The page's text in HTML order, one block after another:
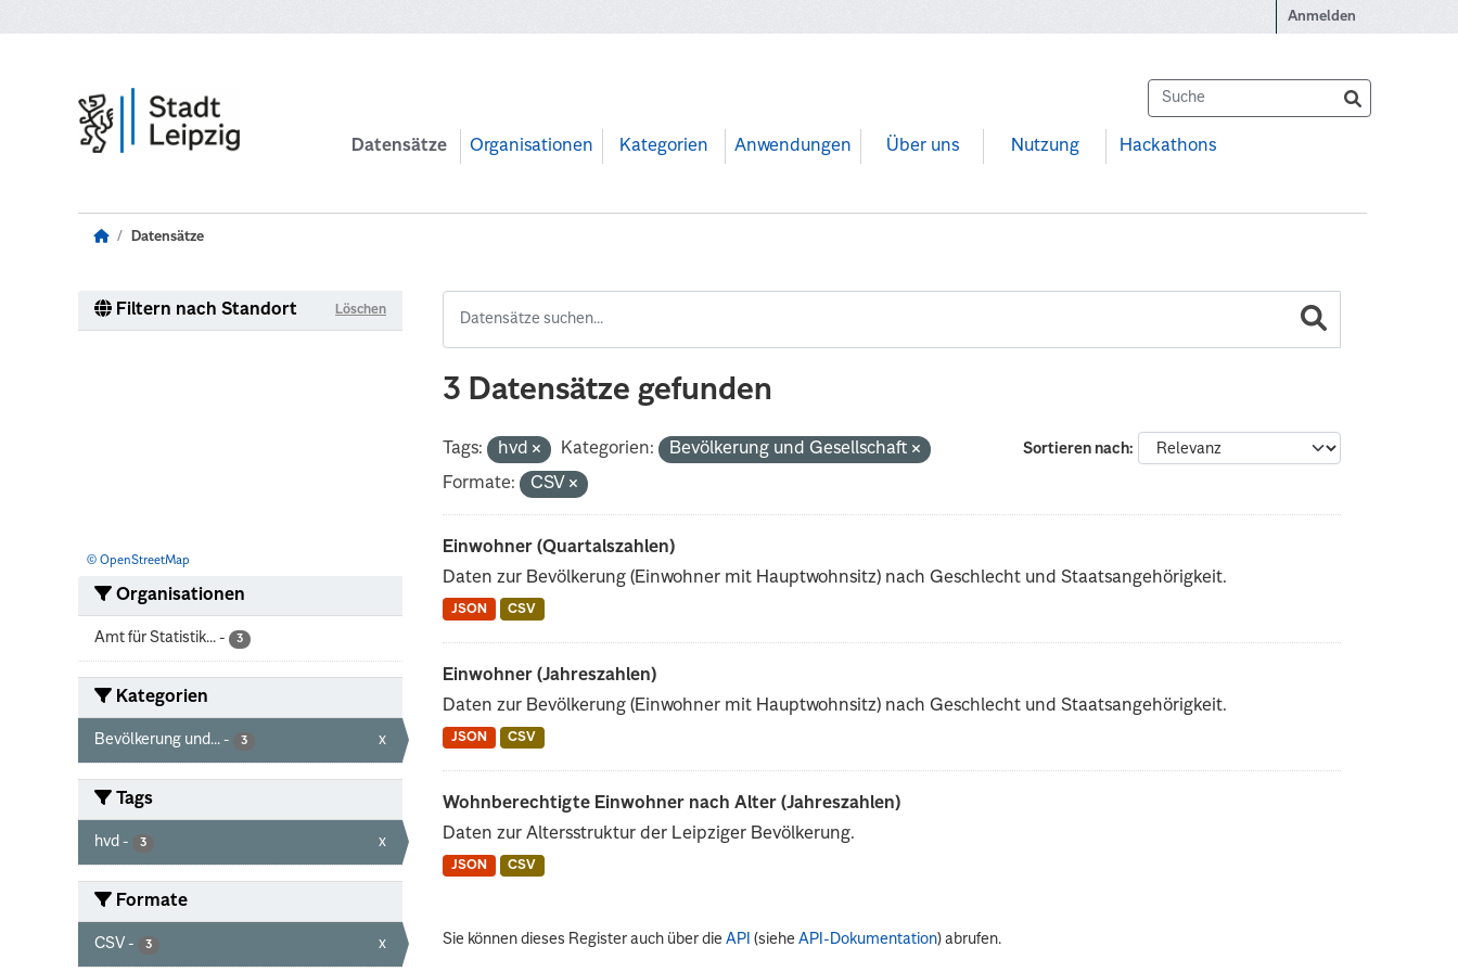
Anmelden
Datensätze Organisationen Kategorien Anwendungen Über uns Nutzung Hackathons
Datensätze
Filtern nach Standort Löschen
© OpenStreetMap
Organisationen
Amt für Statistik... - 3
Kategorien
Bevölkerung und... - 3 x
Tags
hvd - 3 x
Formate
CSV - 3 x
3 Datensätze gefunden
Sortieren nach
Tags: hvd Kategorien:
Bevölkerung und Gesellschaft
Formate:
CSV
Einwohner (Quartalszahlen)
Daten zur Bevölkerung (Einwohner mit Hauptwohnsitz) nach Geschlecht und Staatsangehörigkeit.
JSON CSV
Einwohner (Jahreszahlen)
Daten zur Bevölkerung (Einwohner mit Hauptwohnsitz) nach Geschlecht und Staatsangehörigkeit.
JSON CSV
Wohnberechtigte Einwohner nach Alter (Jahreszahlen)
Daten zur Altersstruktur der Leipziger Bevölkerung.
JSON CSV
Sie können dieses Register auch über dieAPI (sieheAPI-Dokumentation) abrufen.